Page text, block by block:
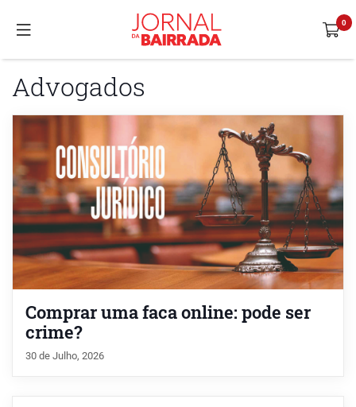
Advogados
Comprar uma faca online: pode ser
crime?
30 de Julho, 2026